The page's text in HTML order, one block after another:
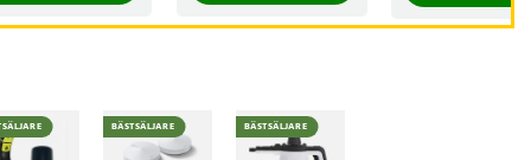
BÄSTSÄLJARE BÄSTSÄLJARE